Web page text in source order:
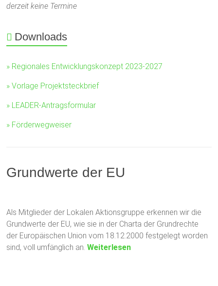
derzeit keine Termine
Downloads
» Regionales Entwicklungskonzept 2023-2027
» Vorlage Projektsteckbrief
» LEADER-Antragsformular
» Förderwegweiser
Grundwerte der EU
Als Mitglieder der Lokalen Aktionsgruppe erkennen wir die
Grundwerte der EU, wie sie in der Charta der Grundrechte
der Europäischen Union vom 18.12.2000 festgelegt worden
sind, voll umfänglich an.Weiterlesen